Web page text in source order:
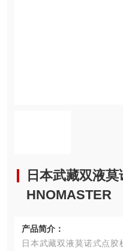
日本武藏双液
HNOMASTER
产品简介：
日本武藏双液莫诺式点胶